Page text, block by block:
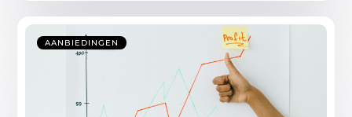
AANBIEDINGEN